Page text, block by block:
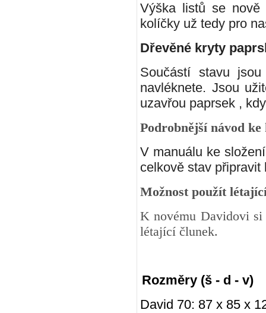
Výška listů se nově
kolíčky už tedy pro
Dřevěné kryty
Součástí stavu
navléknete. Jsou
uzavřou paprsek ,
Podrobnější návod
V manuálu ke
celkově stav připravit
Možnost použít
K novému Davidovi si
létající člunek.
Rozměry (š - d - v)
David 70: 87 x 85 x